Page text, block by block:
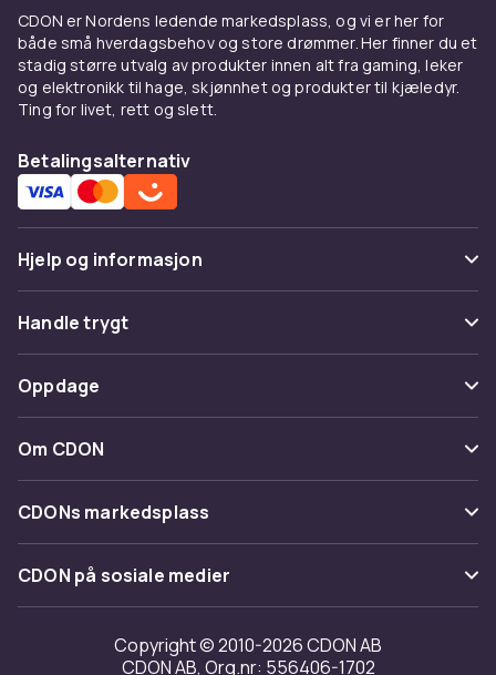
CDON er Nordens ledende markedsplass, og vi er her for
både små hverdagsbehov og store drømmer. Her finner du et
stadig større utvalg av produkter innen alt fra gaming, leker
og elektronikk til hage, skjønnhet og produkter til kjæledyr.
Ting for livet, rett og slett.
Betalingsalternativ
Hjelp og informasjon
Vanlige spørsmål
Spor pakke
Angre & returner her
Kontakt oss
Handle trygt
Betaling
Levering
Tilbakekallinger
Oppdage
Kategorier
Varemerker
Om CDON
Om oss
Kundeanmeldelser
Jobbe på CDON
Investor relations
CDONs markedsplass
Merchant Help Center
CDON på sosiale medier
Copyright © 2010-2026 CDON AB
CDON AB, Org.nr: 556406-1702